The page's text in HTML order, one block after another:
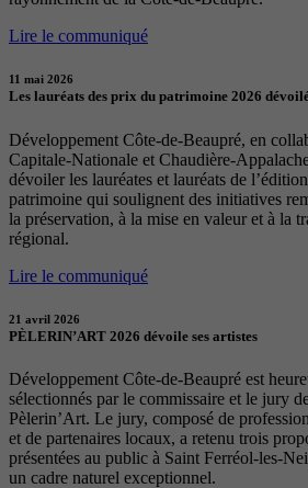
Lire le communiqué
11 mai 2026
Les lauréats des prix du patrimoine 2026
Développement Côte-de-Beaupré, en
Capitale-Nationale et Chaudière-
dévoiler les lauréates et lauréats de
patrimoine qui soulignent des initiatives
la préservation, à la mise en valeur et à la
régional.
Lire le communiqué
21 avril 2026
PÈLERIN’ART 2026 dévoile ses artistes
Développement Côte-de-Beaupré est
sélectionnés par le commissaire et le jury
Pèlerin’Art. Le jury, composé de
et de partenaires locaux, a retenu trois
présentées au public à Saint Ferréol-les-
un cadre naturel exceptionnel.